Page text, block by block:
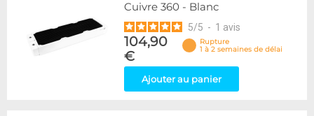
Cuivre 360 - Blanc
5/5 - 1 avis
104,90
€
Rupture
1 à 2 semaines de délai
Ajouter au panier